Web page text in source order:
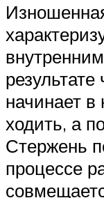
начинает
ходить, а
Стержень
процессе